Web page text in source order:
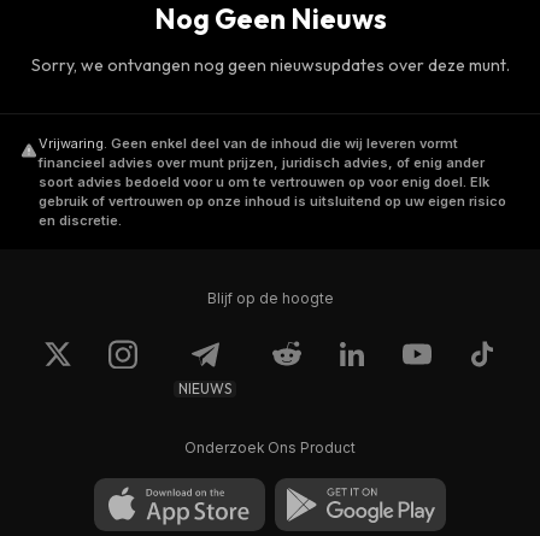
Nog Geen Nieuws
Sorry, we ontvangen nog geen nieuwsupdates over deze munt.
Vrijwaring. Geen enkel deel van de inhoud die wij leveren vormt
financieel advies over munt prijzen, juridisch advies, of enig ander
soort advies bedoeld voor u om te vertrouwen op voor enig doel. Elk
gebruik of vertrouwen op onze inhoud is uitsluitend op uw eigen risico
en discretie.
Blijf op de hoogte
NIEUWS
Onderzoek Ons Product